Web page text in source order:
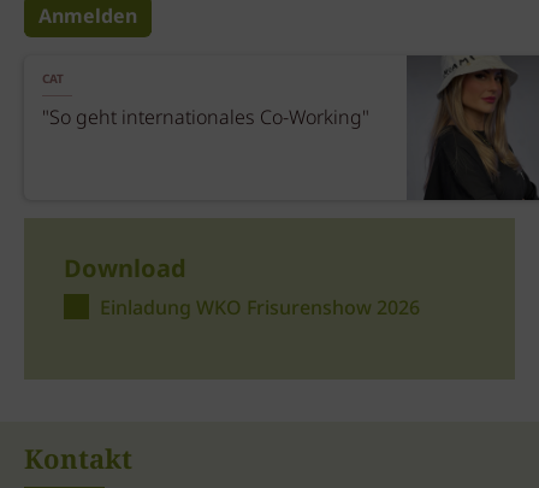
Anmelden
CAT
"So geht internationales Co-Working"
Download
Einladung WKO Frisurenshow 2026
Kontakt